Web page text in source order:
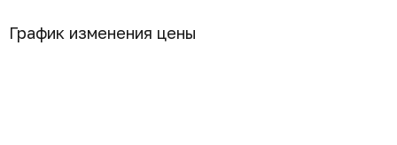
График изменения цены